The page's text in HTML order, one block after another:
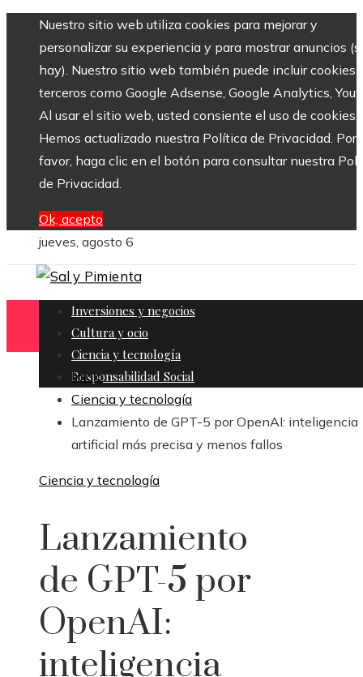
Nuestro sitio web utiliza cookies para mejorar y
personalizar su experiencia y para mostrar anuncios
hay). Nuestro sitio web también puede incluir cookies
terceros como Google Adsense, Google Analytics,
Al usar el sitio web, usted consiente el uso de cookies.
Hemos actualizado nuestra Política de Privacidad. Por
favor, haga clic en el botón para consultar nuestra
de Privacidad.
Ok, acepto
jueves, agosto 6
Inversiones y negocios
Cultura y ocio
Ciencia y tecnología
Responsabilidad Social
Inicio
Ciencia y tecnología
Lanzamiento de GPT-5 por OpenAI: inteligencia
artificial más precisa y menos fallos
Ciencia y tecnología
Lanzamiento
de GPT-5 por
OpenAI:
inteligencia